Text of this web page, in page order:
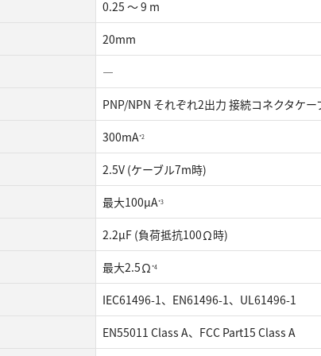
0.25 ～ 9 m
20mm
―
PNP/NPN それぞれ2出力 接続コネクタケ
300mA*2
2.5V (ケーブル7m時)
最大100µA*3
2.2µF (負荷抵抗100Ω時)
最大2.5Ω *4
IEC61496-1、EN61496-1、UL61496-1
EN55011 Class A、FCC Part15 Class A